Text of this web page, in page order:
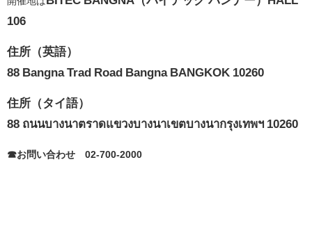
106
住所（英語）
88 Bangna Trad Road Bangna BANGKOK 10260
住所（タイ語）
88 ถนนบางนาตราดแขวงบางนาเขตบางนากรุงเทพฯ 10260
☎お問い合わせ 02-700-2000